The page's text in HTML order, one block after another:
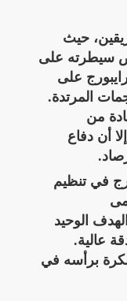
حيث
سيطرته على
على
المرتدة.
من
أن دفاع
في تنظيم
تسجيل الهدف الوحيد
عالية.
الكرة برأسه في